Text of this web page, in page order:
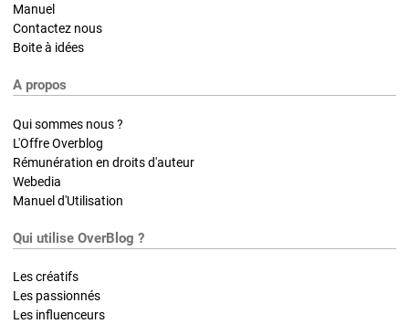
Manuel
Contactez nous
Boite à idées
A propos
Qui sommes nous ?
L'Offre Overblog
Rémunération en droits d'auteur
Webedia
Manuel d'Utilisation
Qui utilise OverBlog ?
Les créatifs
Les passionnés
Les influenceurs